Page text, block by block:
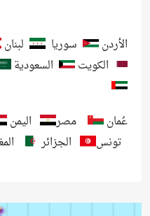
الأردن سوريا لبنان
الكويت
السعودية
عُمان مصر اليمن
تونس
الجزائر